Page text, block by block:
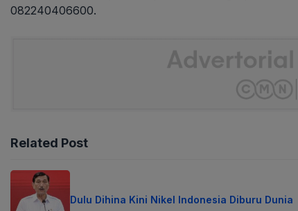
082240406600.
Related Post
Dulu Dihina Kini Nikel Indonesia Diburu Dunia